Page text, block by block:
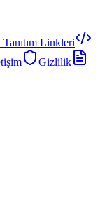
Linkleri
Gizlilik